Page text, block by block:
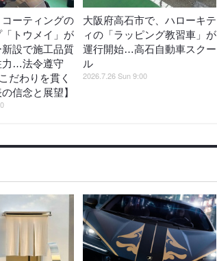
ーティングの
トウメイ」が
設で施工品質
力…法令遵守
だわりを貫く
信念と展望】
大阪府高石市で、ハローキテ
ィの「ラッピング教習車」が
運行開始…高石自動車スクー
ル
2026.7.26 Sun 9:00